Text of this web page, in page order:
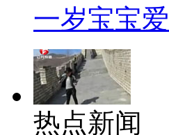
一岁宝宝
热点新闻